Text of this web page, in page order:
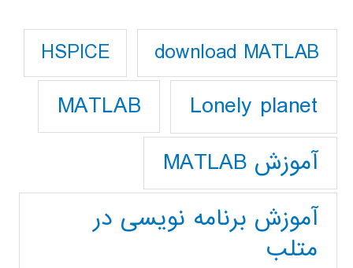
download MATLAB
HSPICE
Lonely planet
MATLAB
آموزش MATLAB
آموزش برنامه نویسی در
متلب